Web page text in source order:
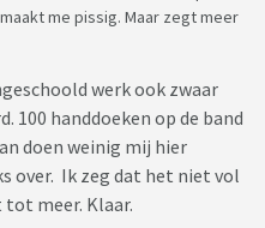
me pissig. Maar zegt meer
werk ook zwaar
100 handdoeken op de band
doen weinig mij hier
over. Ik zeg dat het niet vol
meer. Klaar.